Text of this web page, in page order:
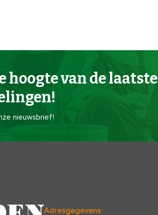
hoogte van de laatste
nieuwsbrief!
Adresgegevens